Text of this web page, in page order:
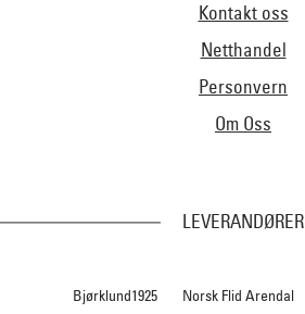
Kontakt oss
Netthandel
Personvern
Om Oss
LEVERANDØRER
Bjørklund1925 Norsk Flid Arendal